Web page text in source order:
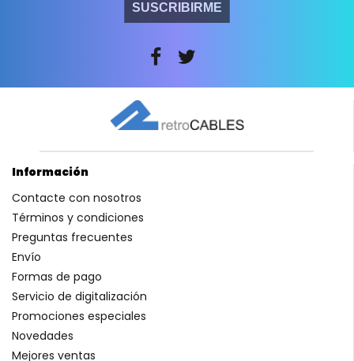
SUSCRIBIRME
Información
Contacte con nosotros
Términos y condiciones
Preguntas frecuentes
Envío
Formas de pago
Servicio de digitalización
Promociones especiales
Novedades
Mejores ventas